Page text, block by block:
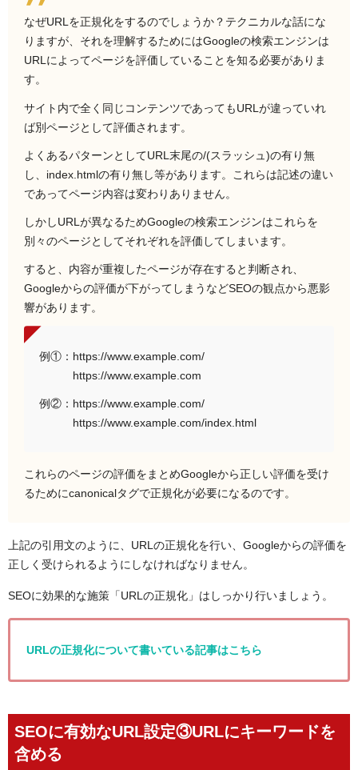
なぜURLを正規化をするのでしょうか？テクニカルな話にな
りますが、それを理解するためにはGoogleの検索エンジンは
URLによってページを評価していることを知る必要がありま
す。
サイト内で全く同じコンテンツであってもURLが違っていれ
ば別ページとして評価されます。
よくあるパターンとしてURL末尾の/(スラッシュ)の有り無
し、index.htmlの有り無し等があります。これらは記述の違い
であってページ内容は変わりありません。
しかしURLが異なるためGoogleの検索エンジンはこれらを
別々のページとしてそれぞれを評価してしまいます。
すると、内容が重複したページが存在すると判断され、
Googleからの評価が下がってしまうなどSEOの観点から悪影
響があります。
例①：https://www.example.com/
https://www.example.com
例②：https://www.example.com/
https://www.example.com/index.html
これらのページの評価をまとめGoogleから正しい評価を受け
るためにcanonicalタグで正規化が必要になるのです。
上記の引用文のように、URLの正規化を行い、Googleからの評価を
正しく受けられるようにしなければなりません。
SEOに効果的な施策「URLの正規化」はしっかり行いましょう。
URLの正規化について書いている記事はこちら
SEOに有効なURL設定③URLにキーワードを
含める